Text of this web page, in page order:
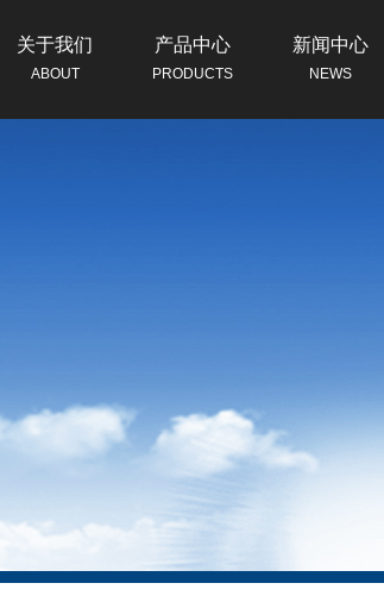
关于我们
ABOUT
产品中心
PRODUCTS
新闻中心
NEWS